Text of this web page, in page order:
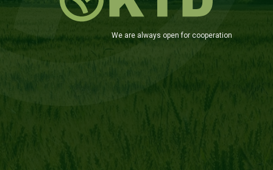
We are a lways open for cooperation